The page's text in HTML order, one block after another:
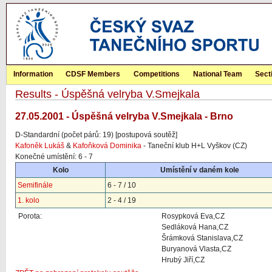
Information CDSF Members Competitions National Team
Results - Úspěšná velryba V.Smejkala
27.05.2001 - Úspěšná velryba V.Smejkala - Brno
D-Standardní (počet párů: 19) [postupová soutěž]
Kafoněk Lukáš & Kafoňková Dominika - Taneční klub H+L Vyškov (CZ)
Konečné umístění: 6 - 7
Kolo
Umístění v daném kole
Semifinále
6 - 7 / 10
1. kolo
2 - 4 / 19
Porota:
Rosypková Eva,CZ
Sedláková Hana,CZ
Šrámková Stanislava,CZ
Buryanová Vlasta,CZ
Hrubý Jiří,CZ